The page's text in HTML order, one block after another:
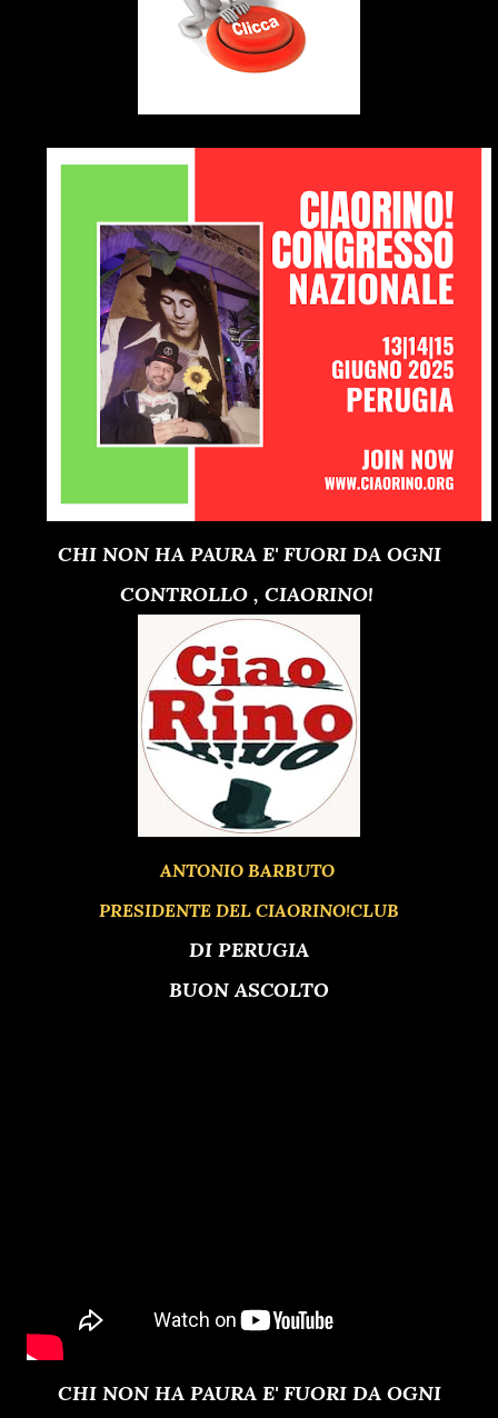
CHI NON HA PAURA E' FUORI DA OGNI
CONTROLLO , CIAORINO!
ANTONIO BARBUTO
PRESIDENTE DEL CIAORINO!CLUB
DI PERUGIA
BUON ASCOLTO
CHI NON HA PAURA E' FUORI DA OGNI